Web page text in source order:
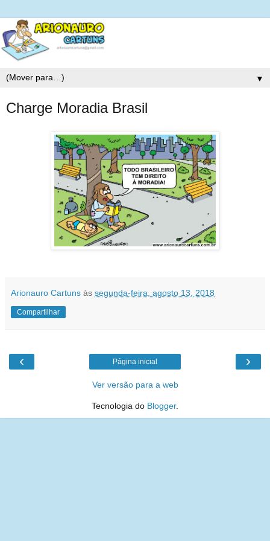
▼
Charge Moradia Brasil
Arionauro Cartuns às segunda-feira, agosto 13, 2018
Compartilhar
‹ ›
Página inicial
Ver versão para a web
Tecnologia do Blogger.